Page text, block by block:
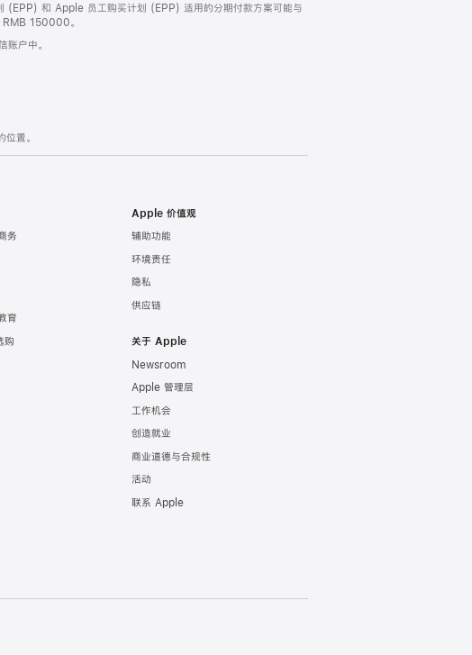
划 (EPP) 和 Apple 员工购买计划 (EPP) 适用的分期付款方案可能与
RMB 150000。
账户中。
置。
务
育
购
Apple 价值观
辅助功能
环境责任
隐私
供应链
关于 Apple
Newsroom
Apple 管理层
工作机会
创造就业
商业道德与合规性
活动
联系 Apple